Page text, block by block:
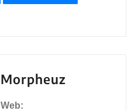
Morpheuz
Web: